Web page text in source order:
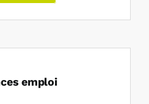
emploi